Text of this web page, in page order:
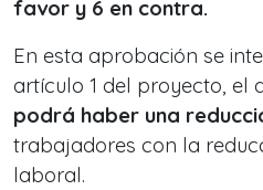
favor y 6 en contra.
En esta aprobación se
artículo 1 del proyecto, el
podrá haber una
trabajadores con la
laboral.